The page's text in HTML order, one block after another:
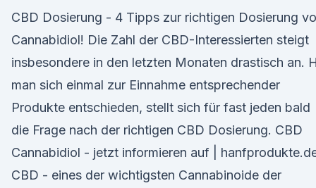
CBD Dosierung - 4 Tipps zur richtigen Dosierung
Cannabidiol! Die Zahl der CBD-Interessierten steigt
insbesondere in den letzten Monaten drastisch an.
man sich einmal zur Einnahme entsprechender
Produkte entschieden, stellt sich für fast jeden bald
die Frage nach der richtigen CBD Dosierung. CBD
Cannabidiol - jetzt informieren auf |
CBD - eines der wichtigsten Cannabinoide der